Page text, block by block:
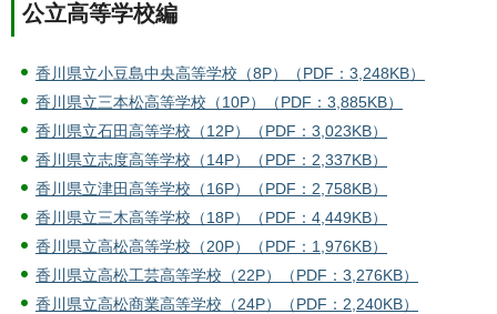
公立高等学校編
香川県立小豆島中央高等学校（8P）（PDF：3,248KB）
香川県立三本松高等学校（10P）（PDF：3,885KB）
香川県立石田高等学校（12P）（PDF：3,023KB）
香川県立志度高等学校（14P）（PDF：2,337KB）
香川県立津田高等学校（16P）（PDF：2,758KB）
香川県立三木高等学校（18P）（PDF：4,449KB）
香川県立高松高等学校（20P）（PDF：1,976KB）
香川県立高松工芸高等学校（22P）（PDF：3,276KB）
香川県立高松商業高等学校（24P）（PDF：2,240KB）